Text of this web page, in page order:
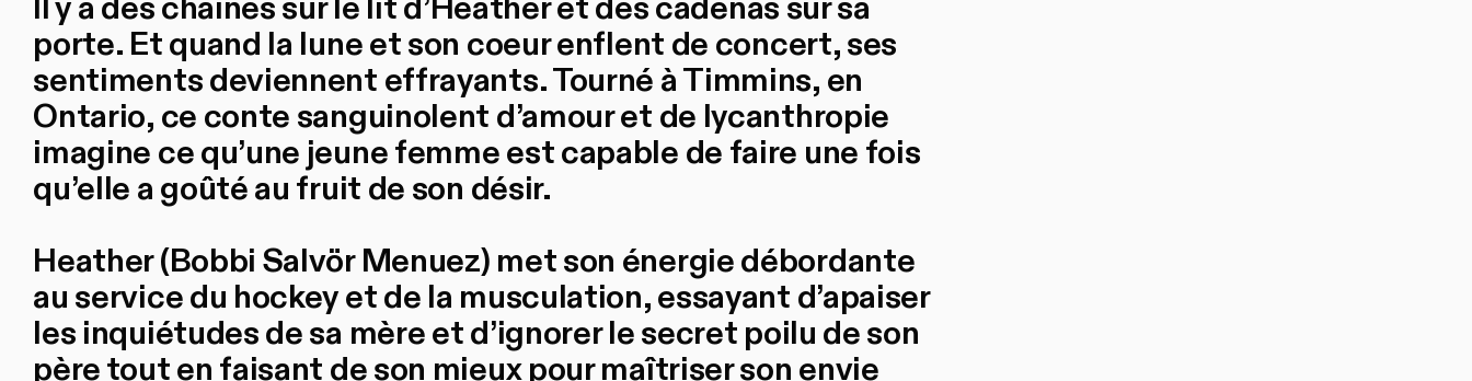
Il y a des chaînes sur le lit d’Heather et des cadenas sur sa
porte. Et quand la lune et son coeur enflent de concert, ses
sentiments deviennent effrayants. Tourné à Timmins, en
Ontario, ce conte sanguinolent d’amour et de lycanthropie
imagine ce qu’une jeune femme est capable de faire une fois
qu’elle a goûté au fruit de son désir.
Heather (Bobbi Salvör Menuez) met son énergie débordante
au service du hockey et de la musculation, essayant d’apaiser
les inquiétudes de sa mère et d’ignorer le secret poilu de son
père tout en faisant de son mieux pour maîtriser son envie